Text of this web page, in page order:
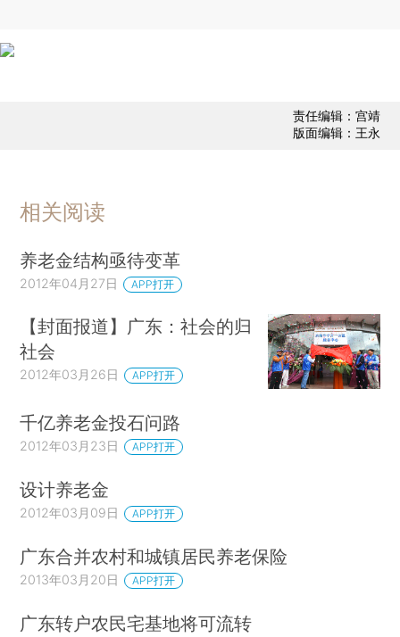
责任编辑：宫靖
版面编辑：王永
相关阅读
养老金结构亟待变革
2012年04月27日 APP打开
【封面报道】广东：社会的归
社会
2012年03月26日 APP打开
千亿养老金投石问路
2012年03月23日 APP打开
设计养老金
2012年03月09日 APP打开
广东合并农村和城镇居民养老保险
2013年03月20日 APP打开
广东转户农民宅基地将可流转